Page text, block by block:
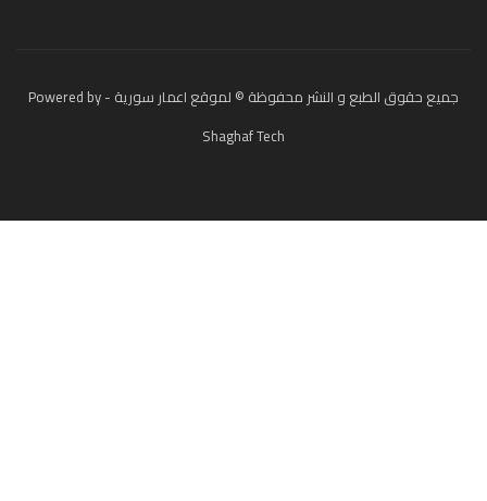
جميع حقوق الطبع و النشر محفوظة © لموقع اعمار سورية - Powered by
Shaghaf Tech